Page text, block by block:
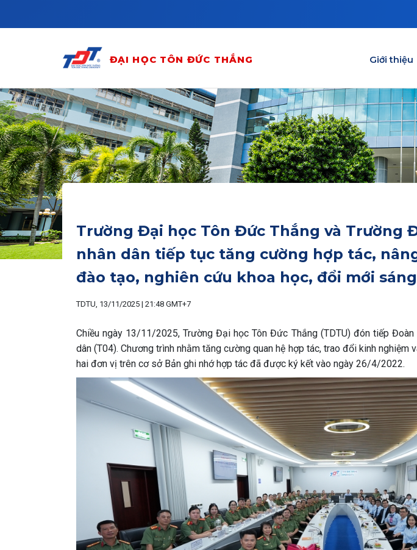
ĐẠI HỌC TÔN ĐỨC THẮNG Giới thiệu
Trường Đại học Tôn Đức Thắng và Trường
nhân dân tiếp tục tăng cường hợp tác,
đào tạo, nghiên cứu khoa học, đổi mới
TDTU, 13/11/2025 | 21:48 GMT+7
Chiều ngày 13/11/2025, Trường Đại học Tôn Đức Thắng (TDTU) đón tiếp
dân (T04). Chương trình nhằm tăng cường quan hệ hợp tác, trao đổi kinh
hai đơn vị trên cơ sở Bản ghi nhớ hợp tác đã được ký kết vào ngày 26/4/2022.